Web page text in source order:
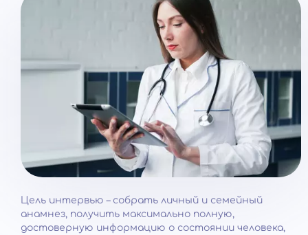
Цель интервью – собрать личный и семейный
анамнез, получить максимально полную,
достоверную информацию о состоянии человека,